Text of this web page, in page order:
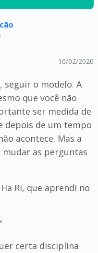
10/02/2020
seguir o modelo. A
que você não
ser medida de
depois de um tempo
acontece. Mas a
mudar as perguntas
Ri, que aprendi no
certa disciplina